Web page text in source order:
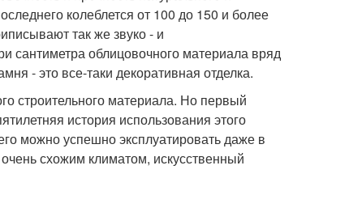
колеблется от 100 до 150 и более
так же звуко - и
сантиметра облицовочного материала вряд
- это все-таки декоративная отделка.
строительного материала. Но первый
история использования этого
можно успешно эксплуатировать даже в
схожим климатом, искусственный